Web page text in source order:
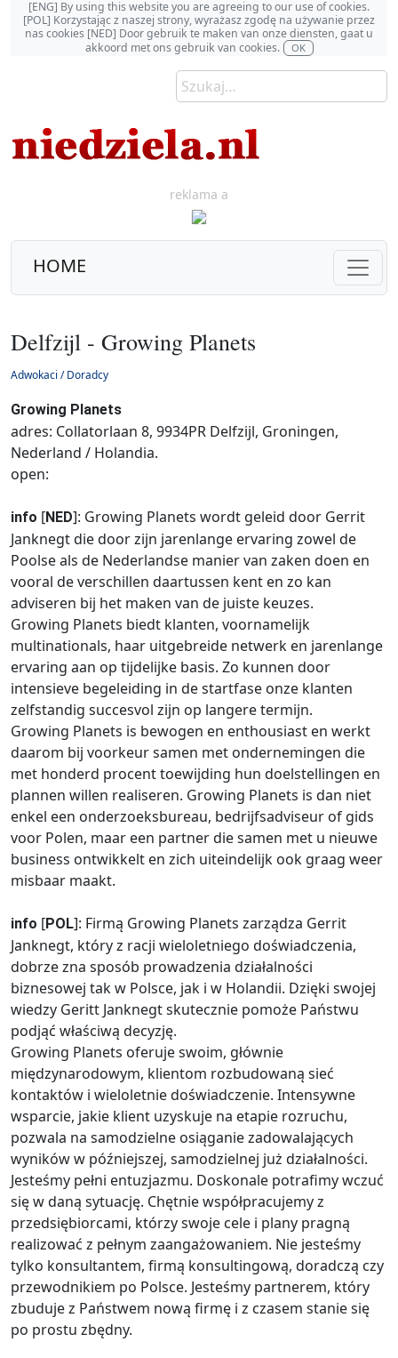
[ENG] By using this website you are agreeing to our use of cookies.
[POL] Korzystając z naszej strony, wyrażasz zgodę na używanie przez
nas cookies [NED] Door gebruik te maken van onze diensten, gaat u
akkoord met ons gebruik van cookies.
OK
reklama a
HOME
Delfzijl - Growing Planets
Adwokaci / Doradcy
Growing Planets
adres: Collatorlaan 8, 9934PR Delfzijl, Groningen,
Nederland / Holandia.
open:
info [NED]: Growing Planets wordt geleid door Gerrit
Janknegt die door zijn jarenlange ervaring zowel de
Poolse als de Nederlandse manier van zaken doen en
vooral de verschillen daartussen kent en zo kan
adviseren bij het maken van de juiste keuzes.
Growing Planets biedt klanten, voornamelijk
multinationals, haar uitgebreide netwerk en jarenlange
ervaring aan op tijdelijke basis. Zo kunnen door
intensieve begeleiding in de startfase onze klanten
zelfstandig succesvol zijn op langere termijn.
Growing Planets is bewogen en enthousiast en werkt
daarom bij voorkeur samen met ondernemingen die
met honderd procent toewijding hun doelstellingen en
plannen willen realiseren. Growing Planets is dan niet
enkel een onderzoeksbureau, bedrijfsadviseur of gids
voor Polen, maar een partner die samen met u nieuwe
business ontwikkelt en zich uiteindelijk ook graag weer
misbaar maakt.
info [POL]: Firmą Growing Planets zarządza Gerrit
Janknegt, który z racji wieloletniego doświadczenia,
dobrze zna sposób prowadzenia działalności
biznesowej tak w Polsce, jak i w Holandii. Dzięki swojej
wiedzy Geritt Janknegt skutecznie pomoże Państwu
podjąć właściwą decyzję.
Growing Planets oferuje swoim, głównie
międzynarodowym, klientom rozbudowaną sieć
kontaktów i wieloletnie doświadczenie. Intensywne
wsparcie, jakie klient uzyskuje na etapie rozruchu,
pozwala na samodzielne osiąganie zadowalających
wyników w późniejszej, samodzielnej już działalności.
Jesteśmy pełni entuzjazmu. Doskonale potrafimy wczuć
się w daną sytuację. Chętnie współpracujemy z
przedsiębiorcami, którzy swoje cele i plany pragną
realizować z pełnym zaangażowaniem. Nie jesteśmy
tylko konsultantem, firmą konsultingową, doradczą czy
przewodnikiem po Polsce. Jesteśmy partnerem, który
zbuduje z Państwem nową firmę i z czasem stanie się
po prostu zbędny.